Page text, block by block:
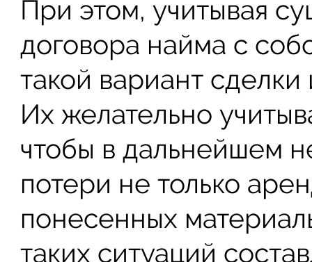
При этом, учитывая
договора найма с
такой вариант
Их желательно
чтобы в дальнейшем
потери не только
понесенных
таких ситуаций